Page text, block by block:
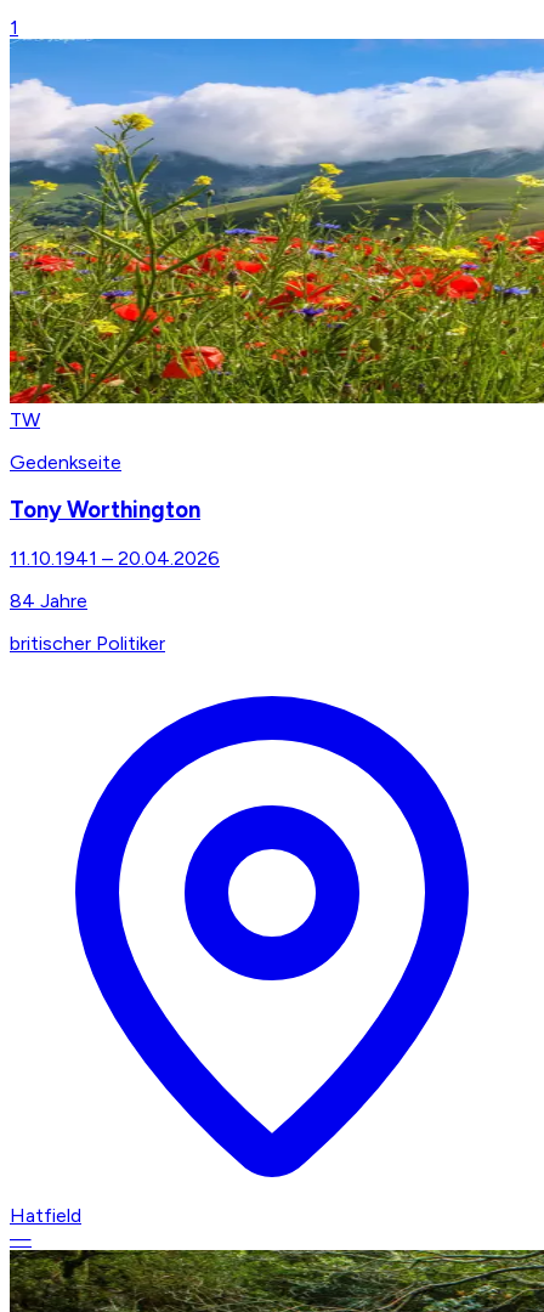
1
TW
Gedenkseite
Tony Worthington
11.10.1941 – 20.04.2026
84 Jahre
britischer Politiker
Hatfield
—